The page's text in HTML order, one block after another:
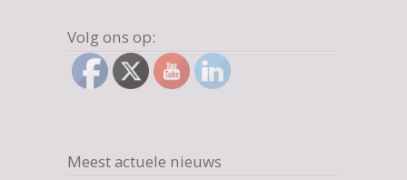
Volg ons op:
Meest actuele nieuws